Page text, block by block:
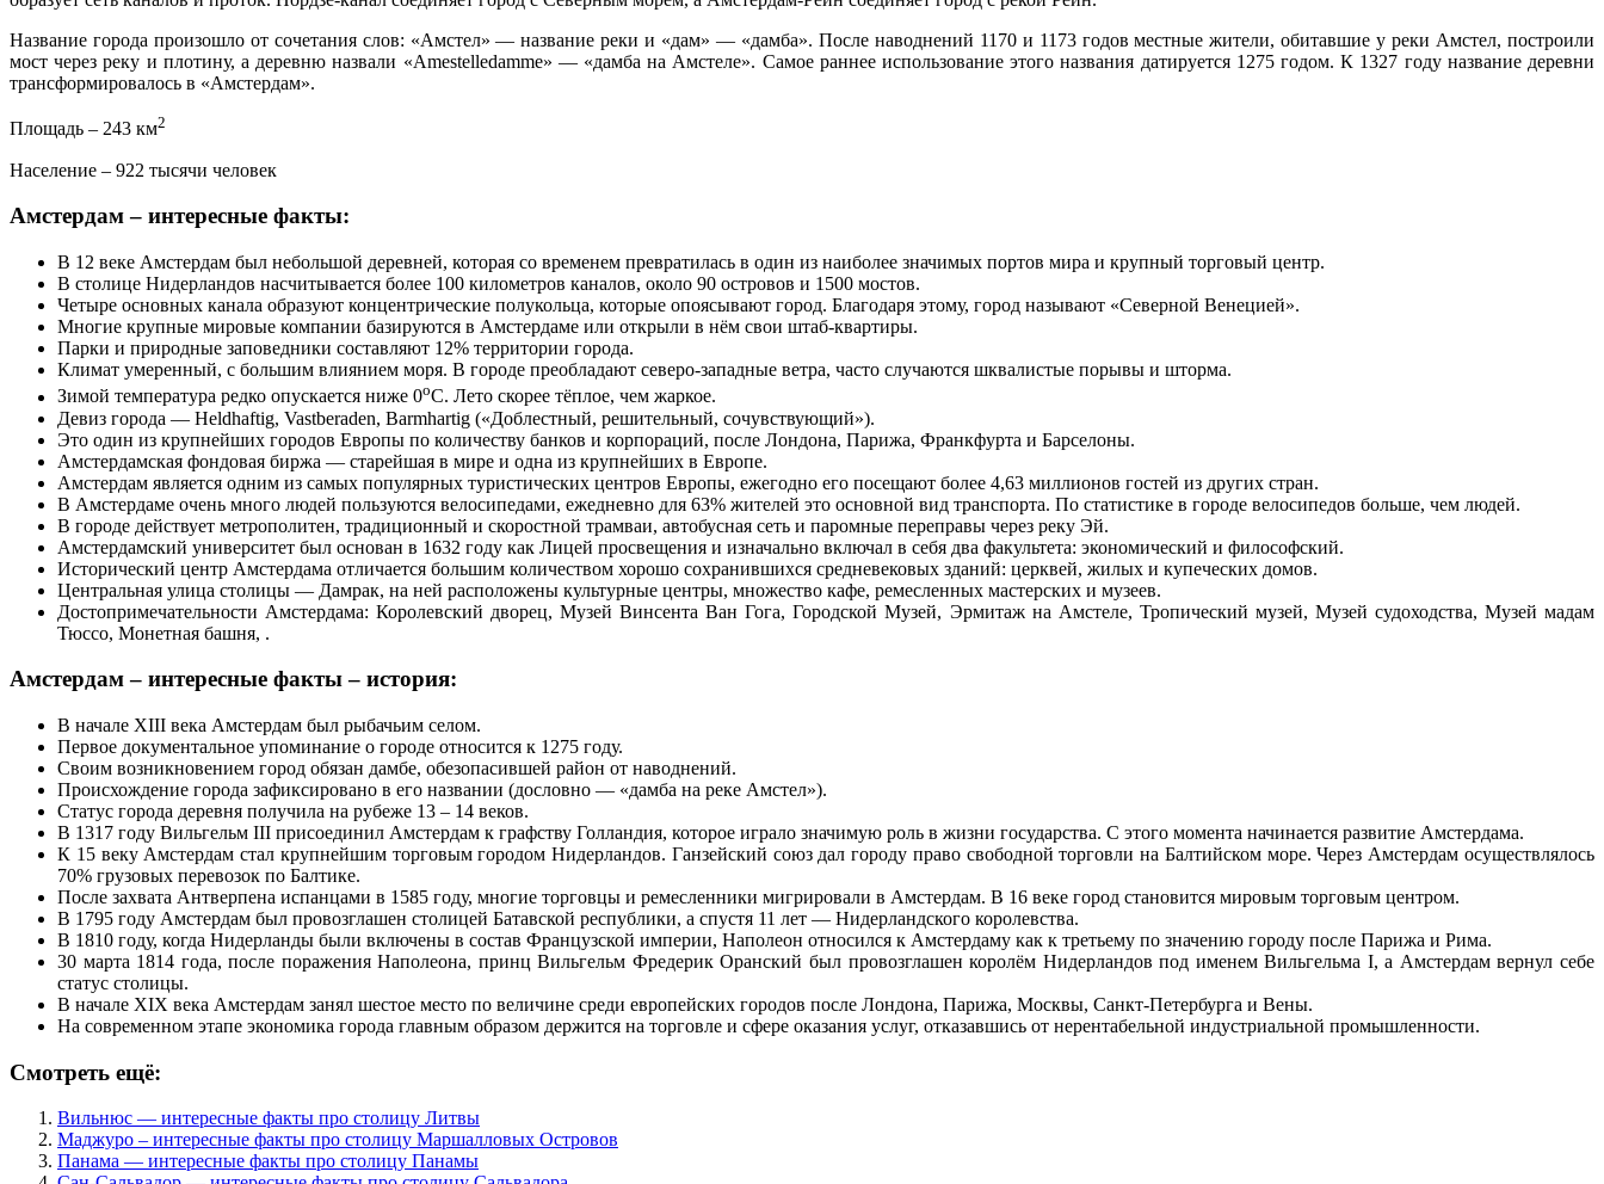
Название города произошло от сочетания слов: «Амстел» — название реки и «дам» — «дамба». После наводнений 1170 и 1173 годов местные жители, обитавшие у реки Амстел, построили
мост через реку и плотину, а деревню назвали «Amestelledamme» — «дамба на Амстеле». Самое раннее использование этого названия датируется 1275 годом. К 1327 году название деревни
трансформировалось в «Амстердам».
Площадь – 243 км2
Население – 922 тысячи человек
Амстердам – интересные факты:
В 12 веке Амстердам был небольшой деревней, которая со временем превратилась в один из наиболее значимых портов мира и крупный торговый центр.
В столице Нидерландов насчитывается более 100 километров каналов, около 90 островов и 1500 мостов.
Четыре основных канала образуют концентрические полукольца, которые опоясывают город. Благодаря этому, город называют «Северной Венецией».
Многие крупные мировые компании базируются в Амстердаме или открыли в нём свои штаб-квартиры.
Парки и природные заповедники составляют 12% территории города.
Климат умеренный, с большим влиянием моря. В городе преобладают северо-западные ветра, часто случаются шквалистые порывы и шторма.
Зимой температура редко опускается ниже 0оС. Лето скорее тёплое, чем жаркое.
Девиз города — Heldhaftig, Vastberaden, Barmhartig («Доблестный, решительный, сочувствующий»).
Это один из крупнейших городов Европы по количеству банков и корпораций, после Лондона, Парижа, Франкфурта и Барселоны.
Амстердамская фондовая биржа — старейшая в мире и одна из крупнейших в Европе.
Амстердам является одним из самых популярных туристических центров Европы, ежегодно его посещают более 4,63 миллионов гостей из других стран.
В Амстердаме очень много людей пользуются велосипедами, ежедневно для 63% жителей это основной вид транспорта. По статистике в городе велосипедов больше, чем людей.
В городе действует метрополитен, традиционный и скоростной трамваи, автобусная сеть и паромные переправы через реку Эй.
Амстердамский университет был основан в 1632 году как Лицей просвещения и изначально включал в себя два факультета: экономический и философский.
Исторический центр Амстердама отличается большим количеством хорошо сохранившихся средневековых зданий: церквей, жилых и купеческих домов.
Центральная улица столицы — Дамрак, на ней расположены культурные центры, множество кафе, ремесленных мастерских и музеев.
Достопримечательности Амстердама: Королевский дворец, Музей Винсента Ван Гога, Городской Музей, Эрмитаж на Амстеле, Тропический музей, Музей судоходства, Музей мадам
Тюссо, Монетная башня, .
Амстердам – интересные факты – история:
В начале XIII века Амстердам был рыбачьим селом.
Первое документальное упоминание о городе относится к 1275 году.
Своим возникновением город обязан дамбе, обезопасившей район от наводнений.
Происхождение города зафиксировано в его названии (дословно — «дамба на реке Амстел»).
Статус города деревня получила на рубеже 13 – 14 веков.
В 1317 году Вильгельм III присоединил Амстердам к графству Голландия, которое играло значимую роль в жизни государства. С этого момента начинается развитие Амстердама.
К 15 веку Амстердам стал крупнейшим торговым городом Нидерландов. Ганзейский союз дал городу право свободной торговли на Балтийском море. Через Амстердам осуществлялось
70% грузовых перевозок по Балтике.
После захвата Антверпена испанцами в 1585 году, многие торговцы и ремесленники мигрировали в Амстердам. В 16 веке город становится мировым торговым центром.
В 1795 году Амстердам был провозглашен столицей Батавской республики, а спустя 11 лет — Нидерландского королевства.
В 1810 году, когда Нидерланды были включены в состав Французской империи, Наполеон относился к Амстердаму как к третьему по значению городу после Парижа и Рима.
30 марта 1814 года, после поражения Наполеона, принц Вильгельм Фредерик Оранский был провозглашен королём Нидерландов под именем Вильгельма I, а Амстердам вернул себе
статус столицы.
В начале XIX века Амстердам занял шестое место по величине среди европейских городов после Лондона, Парижа, Москвы, Санкт-Петербурга и Вены.
На современном этапе экономика города главным образом держится на торговле и сфере оказания услуг, отказавшись от нерентабельной индустриальной промышленности.
Смотреть ещё:
Вильнюс — интересные факты про столицу Литвы
Маджуро – интересные факты про столицу Маршалловых Островов
Панама — интересные факты про столицу Панамы